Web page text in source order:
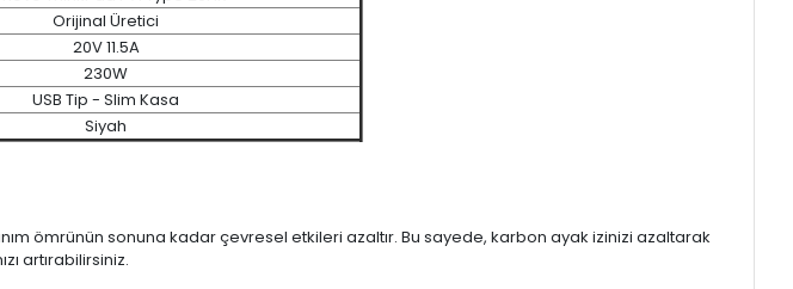
Orijinal Üretici
20V 11.5A
230W
USB Tip - Slim Kasa
Siyah
ömrünün sonuna kadar çevresel etkileri azaltır. Bu sayede, karbon ayak izinizi azaltarak
artırabilirsiniz.